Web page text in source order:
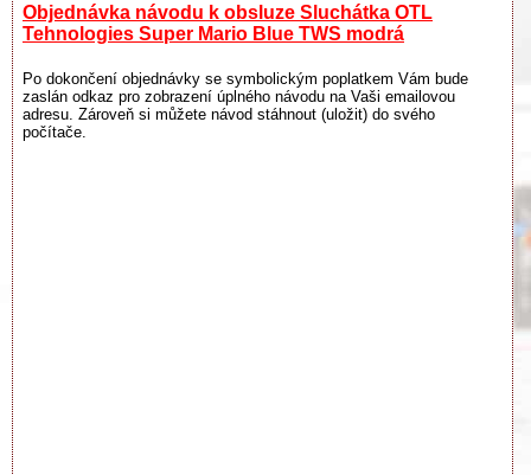
Objednávka návodu k obsluze Sluchátka OTL
Tehnologies Super Mario Blue TWS modrá
Po dokončení objednávky se symbolickým poplatkem Vám bude
zaslán odkaz pro zobrazení úplného návodu na Vaši emailovou
adresu. Zároveň si můžete návod stáhnout (uložit) do svého
počítače.